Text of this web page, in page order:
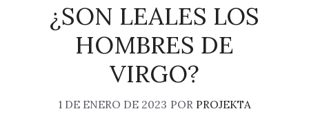
¿SON LEALES LOS
HOMBRES DE
VIRGO?
1 DE ENERO DE 2023 POR PROJEKTA